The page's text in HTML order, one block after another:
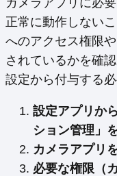
正常に動作しない
へのアクセス権限
されているかを確
設定から付与する必
設定アプリか
ション管理」
カメラアプリ
必要な権限（